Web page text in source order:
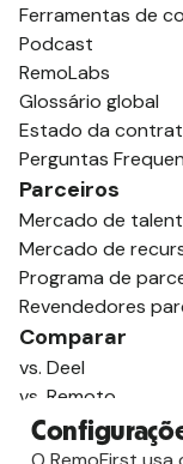
Ferramentas de
Podcast
RemoLabs
Glossário global
Estado da
Perguntas
Parceiros
Mercado de
Mercado de
Programa de
Revendedores
Comparar
vs. Deel
vs. Remoto
vs. Oyster
vs. Multiplicador